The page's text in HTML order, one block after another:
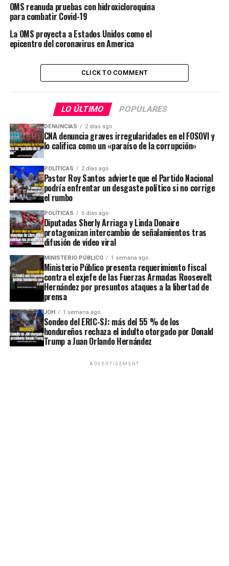
OMS reanuda pruebas con hidroxicloroquina
para combatir Covid-19
La OMS proyecta a Estados Unidos como el
epicentro del coronavirus en America
CLICK TO COMMENT
LO ÚLTIMO POPULARES
DENUNCIAS 2 días ago
CNA denuncia graves irregularidades en el FOSOVI y
lo califica como un «paraíso de la corrupción»
POLÍTICAS 2 días ago
Pastor Roy Santos advierte que el Partido Nacional
podría enfrentar un desgaste político si no corrige
el rumbo
POLÍTICAS 5 días ago
Diputadas Sherly Arriaga y Linda Donaire
protagonizan intercambio de señalamientos tras
difusión de video viral
MINISTERIO PÚBLICO 1 semana ago
Ministerio Público presenta requerimiento fiscal
contra el exjefe de las Fuerzas Armadas Roosevelt
Hernández por presuntos ataques a la libertad de
prensa
JOH 1 semana ago
Sondeo del ERIC-SJ: más del 55 % de los
hondureños rechaza el indulto otorgado por Donald
Trump a Juan Orlando Hernández
ADVERTISEMENT